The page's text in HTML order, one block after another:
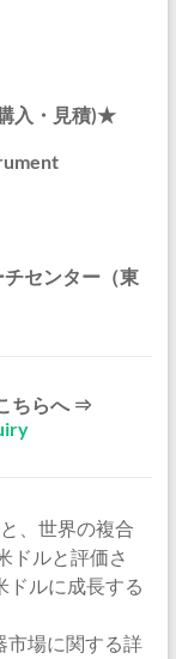
入・見積)★
センター（東
ちらへ ⇒
、世界の複合
ドルと評価さ
ドルに成長する
市場に関する詳